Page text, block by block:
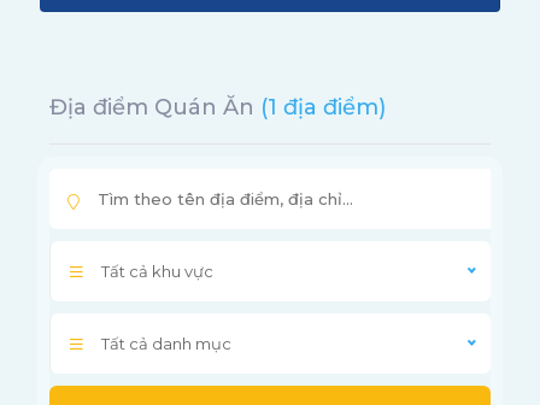
Địa điểm Quán Ăn (1 địa điểm)
Tất cả khu vực
Tất cả danh mục